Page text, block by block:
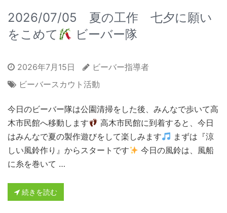
2026/07/05 夏の工作 七夕に願い
をこめて
ビーバー隊
2026年7月15日
ビーバー指導者
ビーバースカウト活動
今日のビーバー隊は公園清掃をした後、みんなで歩いて高
木市民館へ移動します
高木市民館に到着すると、今日
はみんなで夏の製作遊びをして楽しみます
まずは『涼
しい風鈴作り』からスタートです
今日の風鈴は、風船
に糸を巻いて …
続きを読む